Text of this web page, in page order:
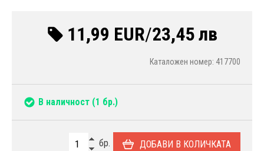
11,99 EUR/23,45 лв
Каталожен номер: 417700
В наличност (1 бр.)
бр. ДОБАВИ В КОЛИЧКАТА